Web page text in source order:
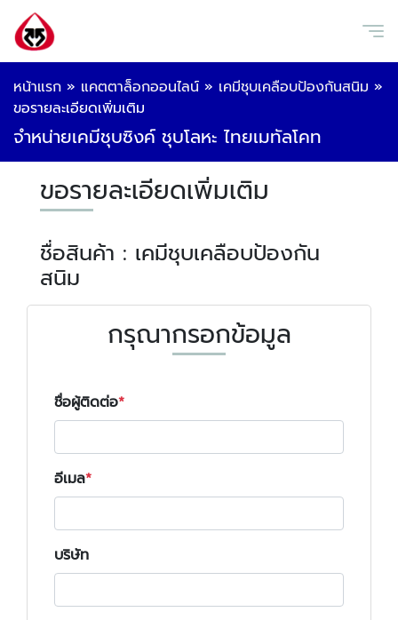
หน้าแรก » แคตตาล็อกออนไลน์ » เคมีชุบเคลือบป้องกันสนิม »
ขอรายละเอียดเพิ่มเติม
จำหน่ายเคมีชุบซิงค์ ชุบโลหะ ไทยเมทัลโคท
ขอรายละเอียดเพิ่มเติม
ชื่อสินค้า : เคมีชุบเคลือบป้องกัน
สนิม
กรุณากรอกข้อมูล
ชื่อผู้ติดต่อ
อีเมล
บริษัท